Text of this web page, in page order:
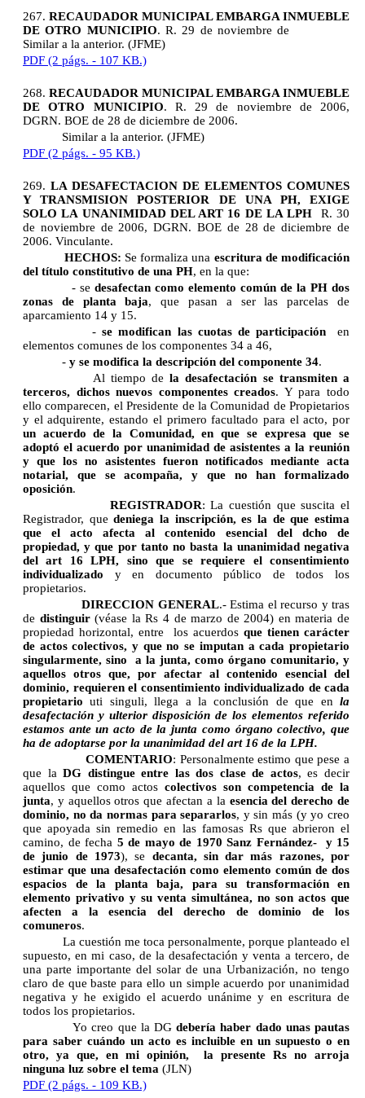
267. RECAUDADOR MUNICIPAL EMBARGA INMUEBLE
DE OTRO MUNICIPIO. R. 29 de noviembre de
Similar a la anterior. (JFME)
PDF (2 págs. - 107 KB.)
268. RECAUDADOR MUNICIPAL EMBARGA INMUEBLE
DE OTRO MUNICIPIO. R. 29 de noviembre de 2006,
DGRN. BOE de 28 de diciembre de 2006.
Similar a la anterior. (JFME)
PDF (2 págs. - 95 KB.)
269. LA DESAFECTACION DE ELEMENTOS COMUNES
Y TRANSMISION POSTERIOR DE UNA PH, EXIGE
SOLO LA UNANIMIDAD DEL ART 16 DE LA LPH
R. 30
de noviembre de 2006, DGRN. BOE de 28 de diciembre de
2006. Vinculante.
HECHOS: Se formaliza una escritura de modificación
del título constitutivo de una PH, en la que:
- se desafectan como elemento común de la PH dos
zonas de planta baja, que pasan a ser las parcelas de
aparcamiento 14 y 15.
-se modifican las cuotas de participación
en
elementos comunes de los componentes 34 a 46,
- y se modifica la descripción del componente 34.
Al tiempo dela desafectación se transmiten a
terceros, dichos nuevos componentes creados. Y para todo
ello comparecen, el Presidente de la Comunidad de Propietarios
y el adquirente, estando el primero facultado para el acto, por
un acuerdo de la Comunidad, en que se expresa que se
adoptó el acuerdo por unanimidad de asistentes a la reunión
y que los no asistentes fueron notificados mediante acta
notarial, que se acompaña, y que no han formalizado
oposición.
REGISTRADOR: La cuestión que suscita el
Registrador, quedeniega la inscripción, es la de que estima
que el acto afecta al contenido esencial del dcho de
propiedad, y que por tanto no basta la unanimidad negativa
del art 16 LPH, sino que se requiere el consentimiento
individualizado y en documento público de todos los
propietarios.
DIRECCION GENERAL.- Estima el recurso y tras
de distinguir(véase la Rs 4 de marzo de 2004) en materia de
propiedad horizontal, entre
los acuerdos que tienen carácter
de actos colectivos, y que no se imputan a cada propietario
singularmente, sino
a la junta, como órgano comunitario, y
aquellos otros que, por afectar al contenido esencial del
dominio, requieren el consentimiento individualizado de cada
propietario uti singuli, llega a la conclusión de que en la
desafectación y ulterior disposición de los elementos referido
estamos ante un acto de la junta como órgano colectivo, que
ha de adoptarse por la unanimidad del art 16 de la LPH.
COMENTARIO: Personalmente estimo que pese a
que laDG distingue entre las dos clase de actos, es decir
aquellos que como actos colectivos son competencia de la
junta, y aquellos otros que afectan a la esencia del derecho de
dominio, no da normas para separarlos, y sin más (y yo creo
que apoyada sin remedio en las famosas Rs que abrieron el
camino, de fecha 5 de mayo de 1970 Sanz Fernández-
y 15
de junio de 1973), se decanta, sin dar más razones, por
estimar que una desafectación como elemento común de dos
espacios de la planta baja, para su transformación en
elemento privativo y su venta simultánea, no son actos que
afecten a la esencia del derecho de dominio de los
comuneros.
La cuestión me toca personalmente, porque planteado el
supuesto, en mi caso, de la desafectación y venta a tercero, de
una parte importante del solar de una Urbanización, no tengo
claro de que baste para ello un simple acuerdo por unanimidad
negativa y he exigido el acuerdo unánime y en escritura de
todos los propietarios.
Yo creo que la DGdebería haber dado unas pautas
para saber cuándo un acto es incluible en un supuesto o en
otro, ya que, en mi opinión,
la presente Rs no arroja
ninguna luz sobre el tema (JLN)
PDF (2 págs. - 109 KB.)